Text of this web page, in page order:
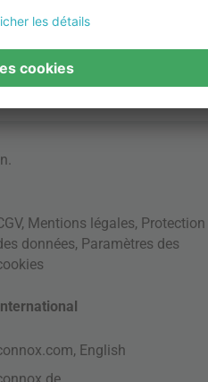
, Mentions légales, Protection
données, Paramètres des
English